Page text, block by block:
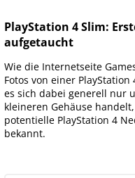
PlayStation 4 Slim:
aufgetaucht
Wie die Internetseite
Fotos von einer
es sich dabei generell nur
kleineren Gehäuse
potentielle PlayStation 4
bekannt.